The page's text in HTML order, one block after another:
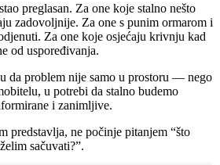
preglasan. Za one koje stalno nešto
zadovoljnije. Za one s punim ormarom i
Za one koje osjećaju krivnju kad
od uspoređivanja.
da problem nije samo u prostoru — nego
u potrebi da stalno budemo
i zanimljive.
predstavlja, ne počinje pitanjem “što
sačuvati?”.